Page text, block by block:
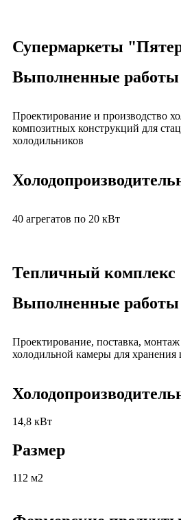
Супермаркеты
Выполненные работы
Проектирование и производство
композитных конструкций для
холодильников
40 агрегатов по 20 кВт
Тепличный
Выполненные работы
Проектирование, поставка,
холодильной камеры для хранения
14,8 кВт
Размер
112 м2